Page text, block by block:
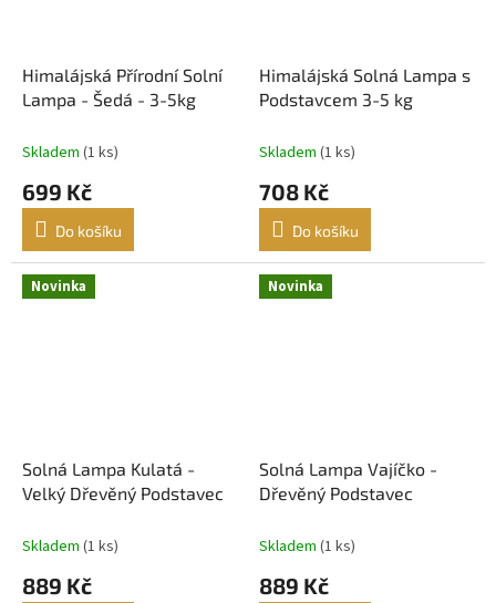
Himalájská Přírodní Solní
Lampa - Šedá - 3-5kg
Skladem (1 ks)
699 Kč
Do košíku
Himalájská Solná Lampa s
Podstavcem 3-5 kg
Skladem (1 ks)
708 Kč
Do košíku
Novinka
Solná Lampa Kulatá -
Velký Dřevěný Podstavec
Skladem (1 ks)
889 Kč
Novinka
Solná Lampa Vajíčko -
Dřevěný Podstavec
Skladem (1 ks)
889 Kč